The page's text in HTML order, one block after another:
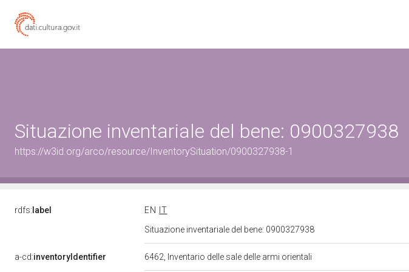
Situazione inventariale del bene: 0900327938
https://w3id.org/arco/resource/InventorySituation/0900327938-1
rdfs: label EN
IT
Situazione inventariale del bene: 0900327938
a-cd:inventoryIdentifier 6462, Inventario delle sale delle armi orientali